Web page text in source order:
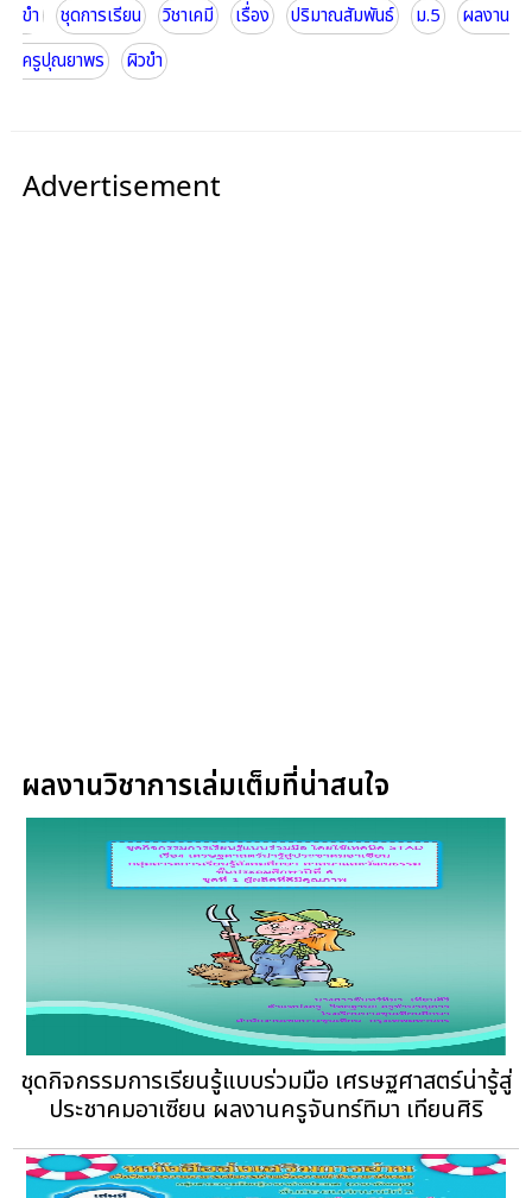
ขำ
ชุดการเรียน วิชาเคมี เรื่อง ปริมาณสัมพันธ์ ม.5
ผลงาน
ครูปุณยาพร
ผิวขำ
Advertisement
ผลงานวิชาการเล่มเต็มที่น่าสนใจ
ชุดกิจกรรมการเรียนรู้แบบร่วมมือ เศรษฐศาสตร์น่ารู้สู่
ประชาคมอาเซียน ผลงานครูจันทร์ทิมา เทียนศิริ